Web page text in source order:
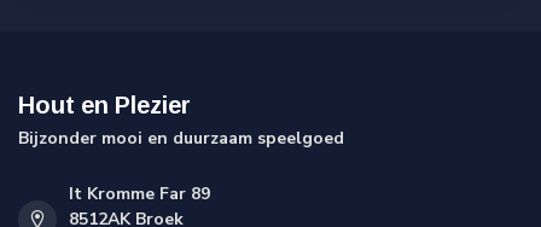
Hout en Plezier
Bijzonder mooi en duurzaam speelgoed
It Kromme Far 89
8512AK Broek